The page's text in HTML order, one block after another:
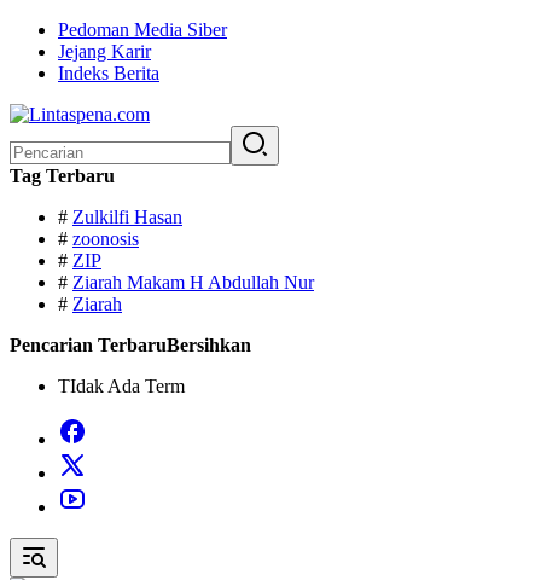
Langsung
konten
Pedoman Media Siber
Jejang Karir
Indeks Berita
untuk:
Tag Terbaru
# Zulkilfi Hasan
# zoonosis
# ZIP
# Ziarah Makam H Abdullah Nur
# Ziarah
Pencarian TerbaruBersihkan
TIdak Ada Term